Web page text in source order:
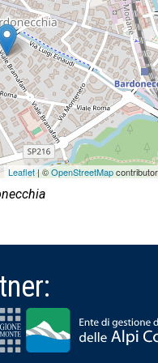
Leaflet| ©OpenStreetMap